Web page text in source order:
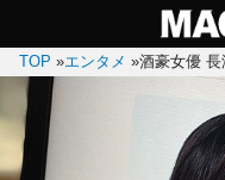
TOP »エンタメ »酒豪女優